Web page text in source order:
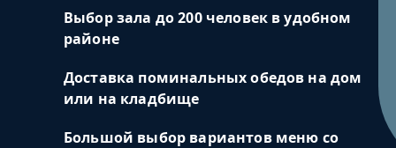
Выбор зала до 200 человек в удобном
районе
Доставка поминальных обедов на дом
или на кладбище
Большой выбор вариантов меню со